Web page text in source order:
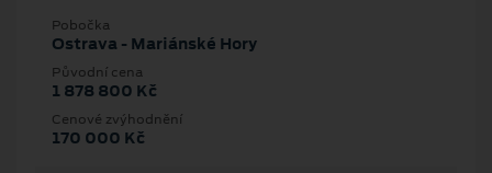
Pobočka
Ostrava - Mariánské Hory
Původní cena
1 878 800 Kč
Cenové zvýhodnění
170 000 Kč